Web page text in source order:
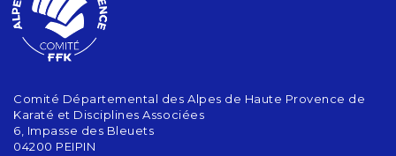
Comité Départemental des Alpes de Haute Provence de
Karaté et Disciplines Associées
6, Impasse des Bleuets
04200 PEIPIN